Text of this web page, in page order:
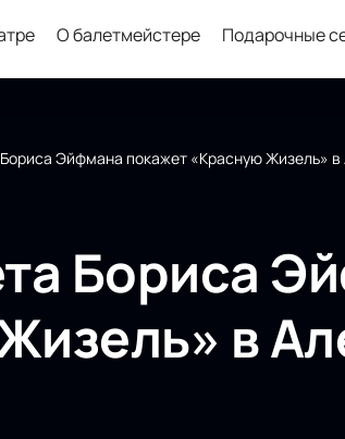
О балетмейстере Подарочные
Эйфмана покажет «Красную Жизель»
Бориса
в